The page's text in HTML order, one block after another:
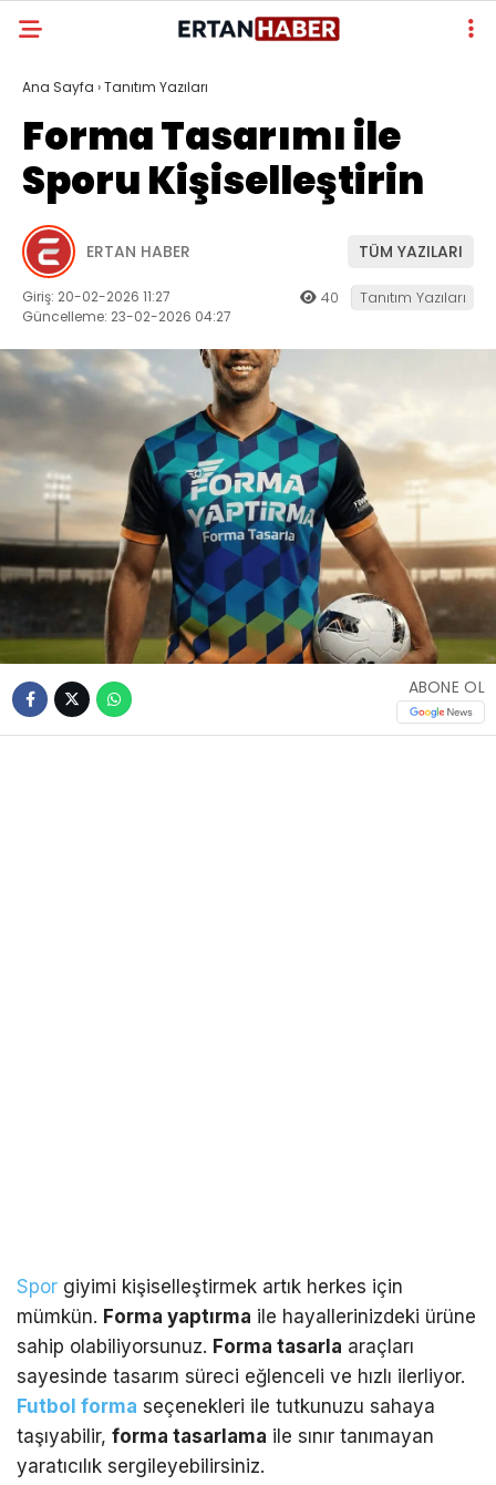
Ana Sayfa ›Tanıtım Yazıları
Forma Tasarımı ile
Sporu Kişiselleştirin
ERTAN HABER TÜM YAZILARI
Giriş: 20-02-2026 11:27
Güncelleme: 23-02-2026 04:27
40 Tanıtım Yazıları
ABONE OL
Spor giyimi kişiselleştirmek artık herkes için
mümkün. Forma yaptırma ile hayallerinizdeki ürüne
sahip olabiliyorsunuz. Forma tasarla araçları
sayesinde tasarım süreci eğlenceli ve hızlı ilerliyor.
Futbol forma seçenekleri ile tutkunuzu sahaya
taşıyabilir, forma tasarlama ile sınır tanımayan
yaratıcılık sergileyebilirsiniz.